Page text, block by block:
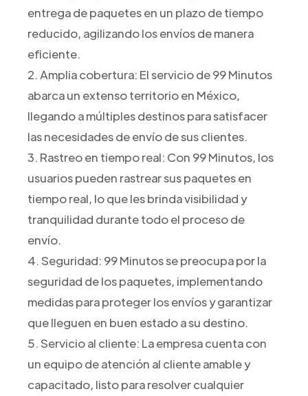
entrega de paquetes en un plazo de tiempo
reducido, agilizando los envíos de manera
eficiente.
2. Amplia cobertura: El servicio de 99 Minutos
abarca un extenso territorio en México,
llegando a múltiples destinos para satisfacer
las necesidades de envío de sus clientes.
3. Rastreo en tiempo real: Con 99 Minutos, los
usuarios pueden rastrear sus paquetes en
tiempo real, lo que les brinda visibilidad y
tranquilidad durante todo el proceso de
envío.
4. Seguridad: 99 Minutos se preocupa por la
seguridad de los paquetes, implementando
medidas para proteger los envíos y garantizar
que lleguen en buen estado a su destino.
5. Servicio al cliente: La empresa cuenta con
un equipo de atención al cliente amable y
capacitado, listo para resolver cualquier